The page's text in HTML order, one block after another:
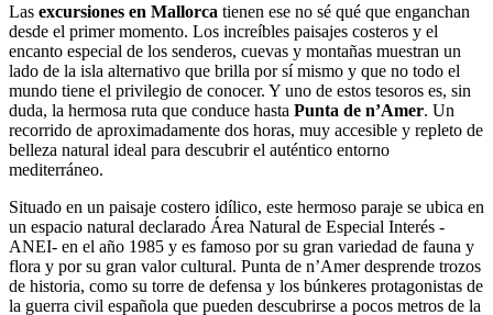
Las excursiones en Mallorca tienen ese no sé qué que enganchan
desde el primer momento. Los increíbles paisajes costeros y el
encanto especial de los senderos, cuevas y montañas muestran un
lado de la isla alternativo que brilla por sí mismo y que no todo el
mundo tiene el privilegio de conocer. Y uno de estos tesoros es, sin
duda, la hermosa ruta que conduce hasta Punta de n’Amer. Un
recorrido de aproximadamente dos horas, muy accesible y repleto de
belleza natural ideal para descubrir el auténtico entorno
mediterráneo.
Situado en un paisaje costero idílico, este hermoso paraje se ubica en
un espacio natural declarado Área Natural de Especial Interés -
ANEI- en el año 1985 y es famoso por su gran variedad de fauna y
flora y por su gran valor cultural. Punta de n’Amer desprende trozos
de historia, como su torre de defensa y los búnkeres protagonistas de
la guerra civil española que pueden descubrirse a pocos metros de la